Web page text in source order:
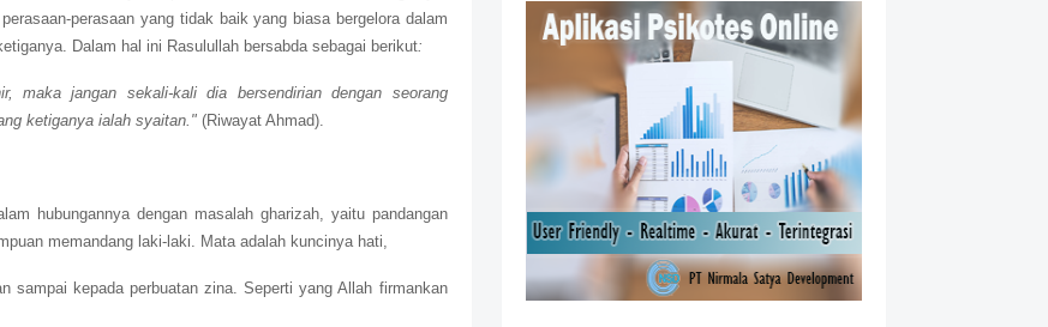
perasaan yang tidak baik yang biasa bergelora dalam
Dalam hal ini Rasulullah bersabda sebagai berikut:
maka jangan sekali-kali dia bersendirian dengan seorang
ketiganya ialah syaitan."(Riwayat Ahmad).
hubungannya dengan masalah gharizah, yaitu pandangan
memandang laki-laki. Mata adalah kuncinya hati,
sampai kepada perbuatan zina. Seperti yang Allah firmankan